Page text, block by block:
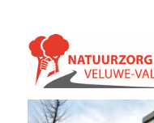
Natuurzorg